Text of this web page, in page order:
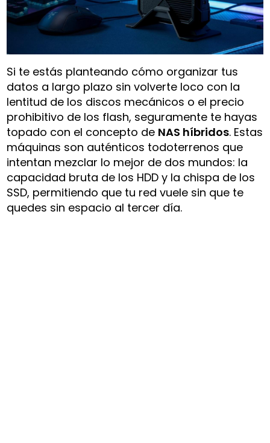
Si te estás planteando cómo organizar tus
datos a largo plazo sin volverte loco con la
lentitud de los discos mecánicos o el precio
prohibitivo de los flash, seguramente te hayas
topado con el concepto de NAS híbridos. Estas
máquinas son auténticos todoterrenos que
intentan mezclar lo mejor de dos mundos: la
capacidad bruta de los HDD y la chispa de los
SSD, permitiendo que tu red vuele sin que te
quedes sin espacio al tercer día.